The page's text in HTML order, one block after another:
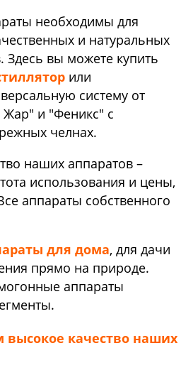
необходимы для
и натуральных
Здесь вы можете купить
или
систему от
и "Феникс" с
челнах.
наших аппаратов –
использования и цены,
аппараты собственного
для дома, для дачи
прямо на природе.
аппараты
высокое качество наших